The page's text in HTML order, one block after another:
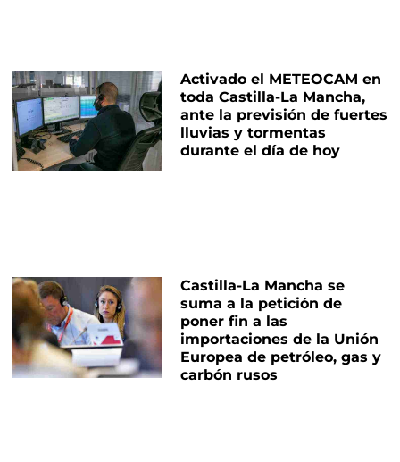
Activado el METEOCAM en
toda Castilla-La Mancha,
ante la previsión de fuertes
lluvias y tormentas
durante el día de hoy
Castilla-La Mancha se
suma a la petición de
poner fin a las
importaciones de la Unión
Europea de petróleo, gas y
carbón rusos